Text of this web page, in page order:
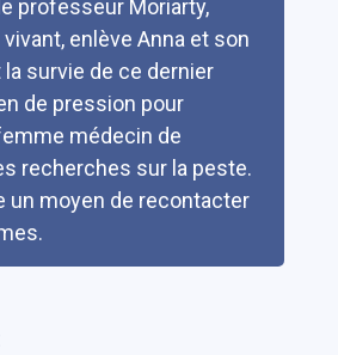
professeur Moriarty,
enlève Anna et son
survie de ce dernier
de pression pour
médecin de
recherches sur la peste.
un moyen de recontacter